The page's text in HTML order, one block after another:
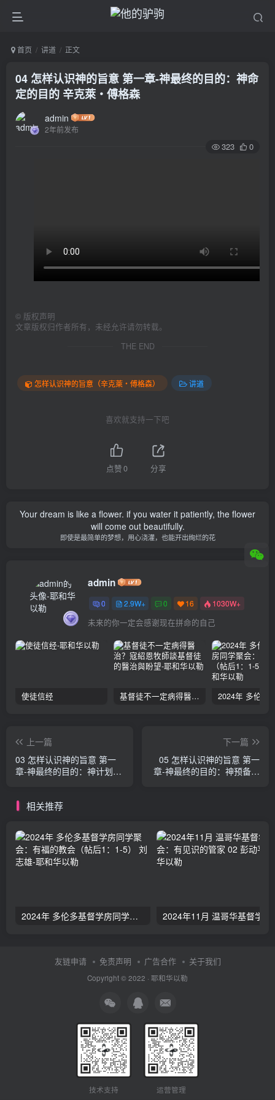
首页 讲道 正文
04 怎样认识神的旨意 第一章-神最终的目的：神命
定的目的 辛克萊‧傅格森
admin
2年前发布
323 0
© 版权声明
文章版权归作者所有，未经允许请勿转载。
THE END
怎样认识神的旨意（辛克萊‧傅格森） 讲道
喜欢就支持一下吧
点赞0 分享
Your dream is like a flower. if you water it patiently, the flower
will come out beautifully.
即使是最简单的梦想，用心浇灌，也能开出绚烂的花
admin
0 2.9W+ 0 16 1030W+
未来的你一定会感谢现在拼命的自己
使徒信经 基督徒不一定病得醫治？寇紹恩牧師談基督徒的醫治與盼望
上一篇
03 怎样认识神的旨意 第一
章-神最终的目的：神计划的
下一篇
05 怎样认识神的旨意 第一
章-神最终的目的：神预备的
相关推荐
2024年 多伦多基督学房同学聚会：有福的教会（帖后1：1-5） 刘志雄
友链申请 免责声明 广告合作 关于我们
Copyright © 2022 · 耶和华以勒
技术支持 运营管理